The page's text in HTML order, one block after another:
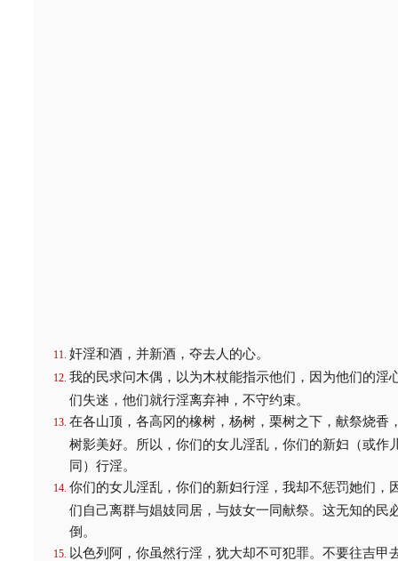
奸淫和酒，并新酒，夺去人的心。
我的民求问木偶，以为木杖能指示他们，因为他们的淫
们失迷，他们就行淫离弃神，不守约束。
在各山顶，各高冈的橡树，杨树，栗树之下，献祭烧香
树影美好。所以，你们的女儿淫乱，你们的新妇（或作
同）行淫。
你们的女儿淫乱，你们的新妇行淫，我却不惩罚她们，
们自己离群与娼妓同居，与妓女一同献祭。这无知的民
倒。
以色列阿，你虽然行淫，犹大却不可犯罪。不要往吉甲